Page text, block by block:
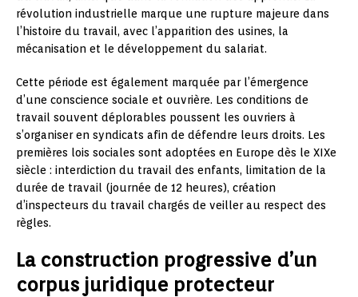
révolution industrielle marque une rupture majeure dans
l’histoire du travail, avec l’apparition des usines, la
mécanisation et le développement du salariat.
Cette période est également marquée par l’émergence
d’une conscience sociale et ouvrière. Les conditions de
travail souvent déplorables poussent les ouvriers à
s’organiser en syndicats afin de défendre leurs droits. Les
premières lois sociales sont adoptées en Europe dès le XIXe
siècle : interdiction du travail des enfants, limitation de la
durée de travail (journée de 12 heures), création
d’inspecteurs du travail chargés de veiller au respect des
règles.
La construction progressive d’un
corpus juridique protecteur